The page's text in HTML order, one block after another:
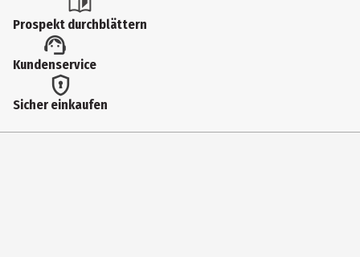
Undercover GmbH
Herstelleradresse
Nordostpark 74 90411 Nürnberg
Kontaktmöglichkeit
Prospekt durchblättern
Kundenservice
Sicher einkaufen